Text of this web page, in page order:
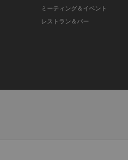
ミーティング＆イベント
レストラン＆バー